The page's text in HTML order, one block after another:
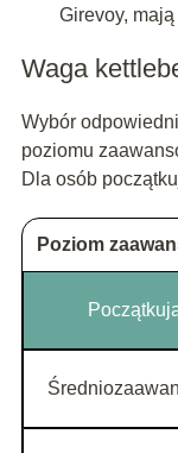
Girevoy,
Waga
Wybór
poziomu
Dla osób
Poziom